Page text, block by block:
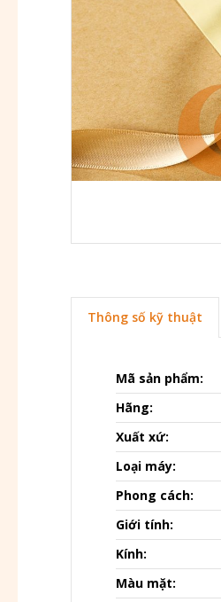
Thông số kỹ thuật
Mã sản phẩm:
Hãng:
Xuất xứ:
Loại máy:
Phong cách:
Giới tính:
Kính:
Màu mặt: